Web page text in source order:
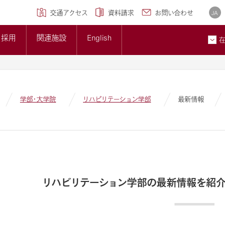
交通アクセス 資料請求 お問い合わせ JA
採用 関連施設 English
準について
広報誌
大学概要
ンクセンター
学部・大学院 リハビリテーション学部 最新情報
リハビリテーション学部の最新情報を紹